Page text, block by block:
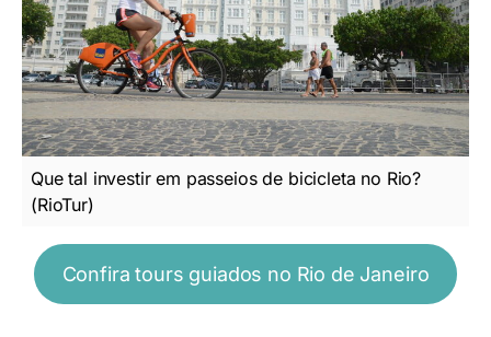
Que tal investir em passeios de bicicleta no Rio?
(RioTur)
Confira tours guiados no Rio de Janeiro